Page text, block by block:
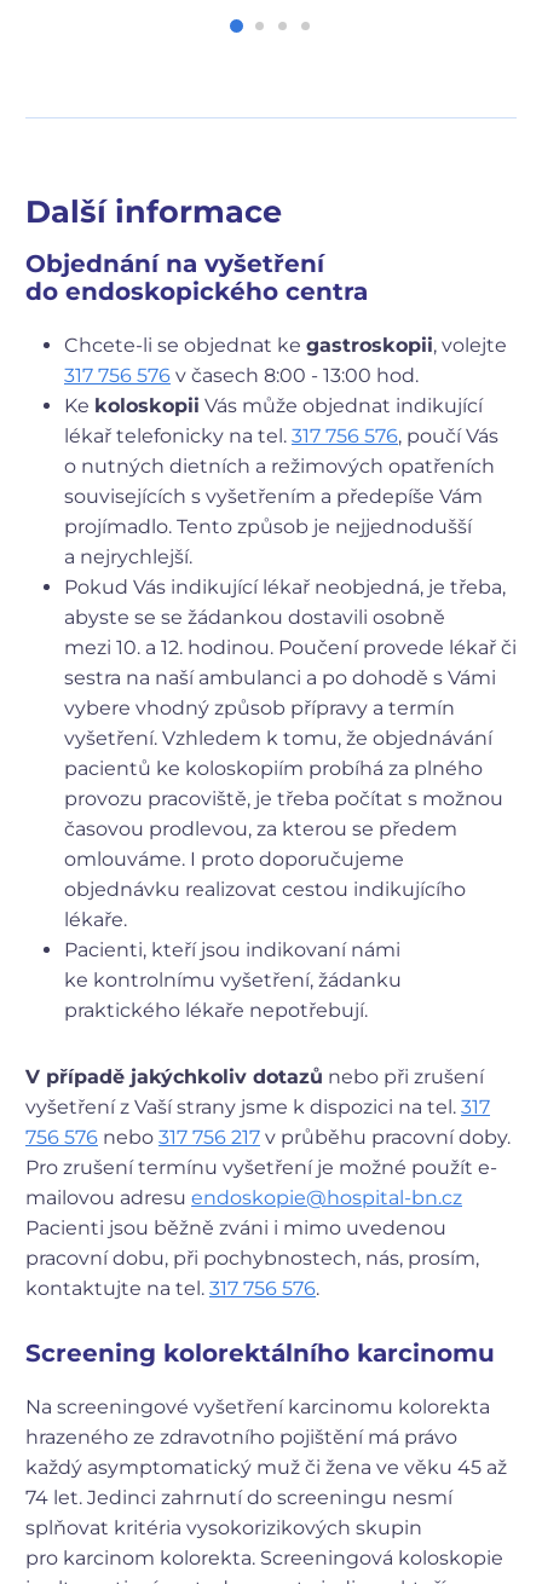
Další informace
Objednání na vyšetření
do endoskopického centra
Chcete-li se objednat ke gastroskopii, volejte
317 756 576 v časech 8:00 - 13:00 hod.
Ke koloskopii Vás může objednat indikující
lékař telefonicky na tel. 317 756 576, poučí Vás
o nutných dietních a režimových opatřeních
souvisejících s vyšetřením a předepíše Vám
projímadlo. Tento způsob je nejjednodušší
a nejrychlejší.
Pokud Vás indikující lékař neobjedná, je třeba,
abyste se se žádankou dostavili osobně
mezi 10. a 12. hodinou. Poučení provede lékař či
sestra na naší ambulanci a po dohodě s Vámi
vybere vhodný způsob přípravy a termín
vyšetření. Vzhledem k tomu, že objednávání
pacientů ke koloskopiím probíhá za plného
provozu pracoviště, je třeba počítat s možnou
časovou prodlevou, za kterou se předem
omlouváme. I proto doporučujeme
objednávku realizovat cestou indikujícího
lékaře.
Pacienti, kteří jsou indikovaní námi
ke kontrolnímu vyšetření, žádanku
praktického lékaře nepotřebují.
V případě jakýchkoliv dotazů nebo při zrušení
vyšetření z Vaší strany jsme k dispozici na tel. 317
756 576 nebo 317 756 217 v průběhu pracovní doby.
Pro zrušení termínu vyšetření je možné použít e-
mailovou adresu endoskopie@hospital-bn.cz
Pacienti jsou běžně zváni i mimo uvedenou
pracovní dobu, při pochybnostech, nás, prosím,
kontaktujte na tel. 317 756 576.
Screening kolorektálního karcinomu
Na screeningové vyšetření karcinomu kolorekta
hrazeného ze zdravotního pojištění má právo
každý asymptomatický muž či žena ve věku 45 až
74 let. Jedinci zahrnutí do screeningu nesmí
splňovat kritéria vysokorizikových skupin
pro karcinom kolorekta. Screeningová koloskopie